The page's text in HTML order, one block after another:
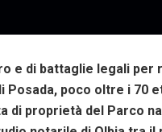
e di battaglie legali per
Posada, poco oltre i 70
di proprietà del Parco